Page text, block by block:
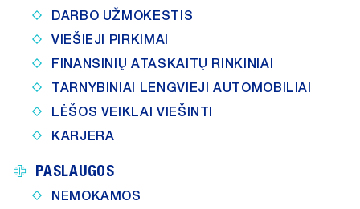
DARBO UŽMOKESTIS
VIEŠIEJI PIRKIMAI
FINANSINIŲ ATASKAITŲ RINKINIAI
TARNYBINIAI LENGVIEJI AUTOMOBILIAI
LĖŠOS VEIKLAI VIEŠINTI
KARJERA
PASLAUGOS
NEMOKAMOS